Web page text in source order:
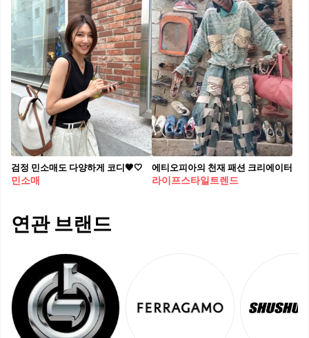
검정 민소매도 다양하게 코디🖤🤍
민소매
에티오피아의 천재 패션 크리에이터
라이프스타일트렌드
연관 브랜드